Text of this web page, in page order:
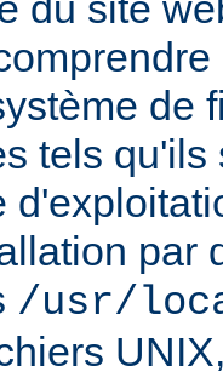
de
tels qu'ils
par
/usr/